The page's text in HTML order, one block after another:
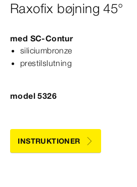
Raxofix bøjning 45°
med SC‑Contur
siliciumbronze
prestilslutning
model 5326
INSTRUKTIONER